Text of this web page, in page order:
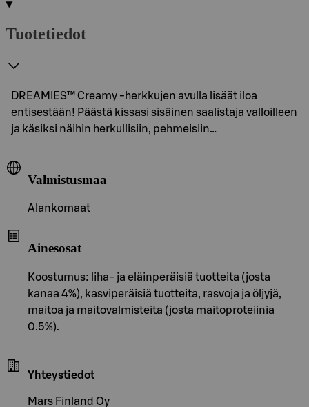
Tuotetiedot
DREAMIES™ Creamy -herkkujen avulla lisäät iloa
entisestään! Päästä kissasi sisäinen saalistaja valloilleen
ja käsiksi näihin herkullisiin, pehmeisiin…
Valmistusmaa
Alankomaat
Ainesosat
Koostumus: liha- ja eläinperäisiä tuotteita (josta
kanaa 4%), kasviperäisiä tuotteita, rasvoja ja öljyjä,
maitoa ja maitovalmisteita (josta maitoproteiinia
0.5%).
Yhteystiedot
Mars Finland Oy